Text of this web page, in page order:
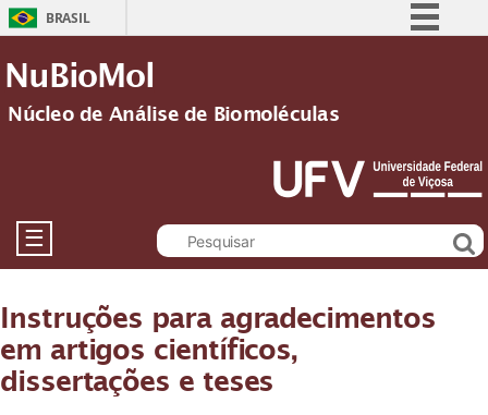
BRASIL
Participe
Acesso à informação
Legislação
Canais
NuBioMol
Núcleo de Análise de Biomoléculas
☰
Instruções para agradecimentos
em artigos científicos,
dissertações e teses